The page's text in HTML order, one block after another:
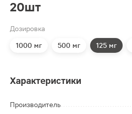
20шт
Дозировка
1000 мг 500 мг 125 мг
Характеристики
Производитель